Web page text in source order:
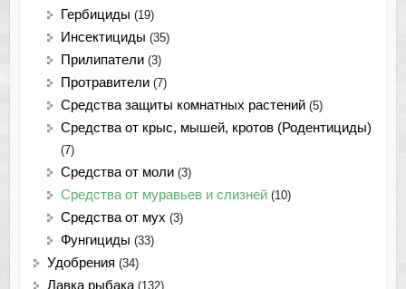
Гербициды (19)
Инсектициды (35)
Прилипатели (3)
Протравители (7)
Средства защиты комнатных растений (5)
Средства от крыс, мышей, кротов (Родентициды)
(7)
Средства от моли (3)
Средства от муравьев и слизней (10)
Средства от мух (3)
Фунгициды (33)
Удобрения (34)
Лавка рыбака (132)